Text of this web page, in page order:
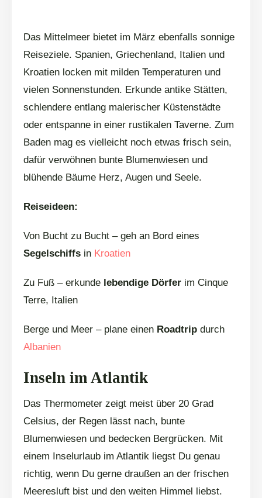
Das Mittelmeer bietet im März ebenfalls sonnige
Reiseziele. Spanien, Griechenland, Italien und
Kroatien locken mit milden Temperaturen und
vielen Sonnenstunden. Erkunde antike Stätten,
schlendere entlang malerischer Küstenstädte
oder entspanne in einer rustikalen Taverne. Zum
Baden mag es vielleicht noch etwas frisch sein,
dafür verwöhnen bunte Blumenwiesen und
blühende Bäume Herz, Augen und Seele.
Reiseideen:
Von Bucht zu Bucht – geh an Bord eines
Segelschiffs in Kroatien
Zu Fuß – erkunde lebendige Dörfer im Cinque
Terre, Italien
Berge und Meer – plane einen Roadtrip durch
Albanien
Inseln im Atlantik
Das Thermometer zeigt meist über 20 Grad
Celsius, der Regen lässt nach, bunte
Blumenwiesen und bedecken Bergrücken. Mit
einem Inselurlaub im Atlantik liegst Du genau
richtig, wenn Du gerne draußen an der frischen
Meeresluft bist und den weiten Himmel liebst.